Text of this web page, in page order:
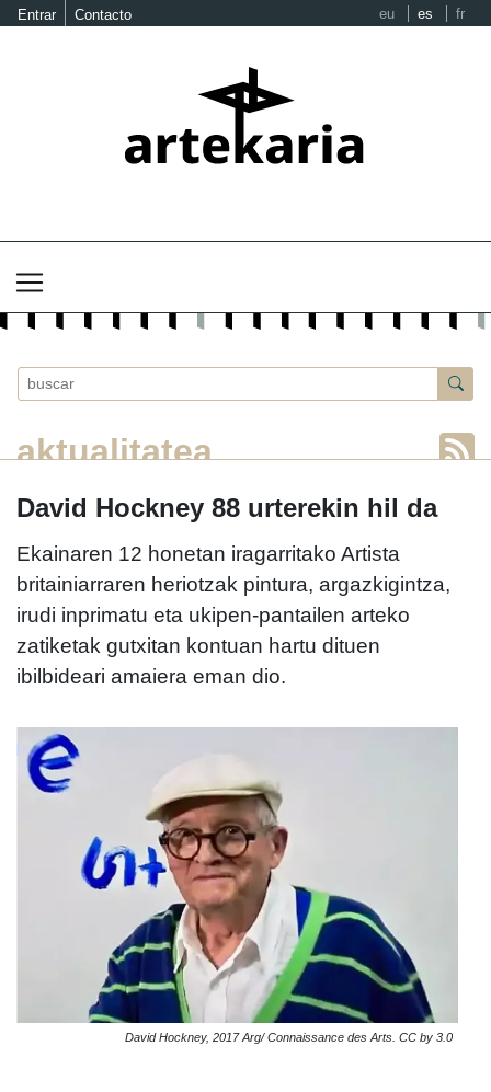
Entrar Contacto eu es fr
aktualitatea
David Hockney 88 urterekin hil da
Ekainaren 12 honetan iragarritako Artista
britainiarraren heriotzak pintura, argazkigintza,
irudi inprimatu eta ukipen-pantailen arteko
zatiketak gutxitan kontuan hartu dituen
ibilbideari amaiera eman dio.
David Hockney, 2017 Arg/ Connaissance des Arts. CC by 3.0